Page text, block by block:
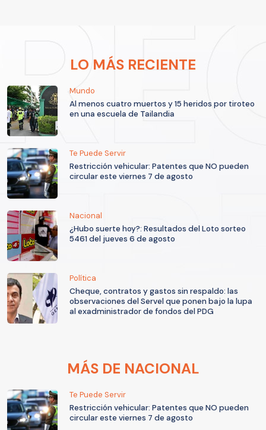
LO MÁS RECIENTE
Mundo
Al menos cuatro muertos y 15 heridos por tiroteo
en una escuela de Tailandia
Te Puede Servir
Restricción vehicular: Patentes que NO pueden
circular este viernes 7 de agosto
Nacional
¿Hubo suerte hoy?: Resultados del Loto sorteo
5461 del jueves 6 de agosto
Política
Cheque, contratos y gastos sin respaldo: las
observaciones del Servel que ponen bajo la lupa
al exadministrador de fondos del PDG
MÁS DE NACIONAL
Te Puede Servir
Restricción vehicular: Patentes que NO pueden
circular este viernes 7 de agosto